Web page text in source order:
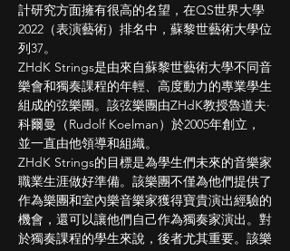
計研究方面擁有很高的名望，在QS世界大學
2022（表演藝術）排名中，蘇黎世藝術大學位
列37。
ZHdK Strings是由來自蘇黎世藝術大學不同音
樂會和獨奏課程的年輕、高度動力的專業學生
組成的弦樂團。該弦樂團由ZHdK教授魯道夫·
科爾曼（Rudolf Koelman）於2005年創立，
並一直由他領導和組織。
ZHdK Strings的目標是為學生們未來的音樂家
職業生涯做好準備。該樂團不僅為他們提供了
作為樂團和室內樂音樂家獲得寶貴演出經驗的
機會，還可以讓他們自己作為獨奏家演出。對
於獨奏課程的學生來說，後者尤其重要。該樂